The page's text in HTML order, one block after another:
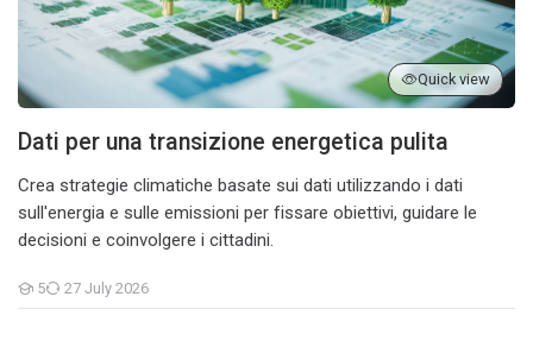
Quick view
Dati per una transizione energetica pulita
Crea strategie climatiche basate sui dati utilizzando i dati
sull'energia e sulle emissioni per fissare obiettivi, guidare le
decisioni e coinvolgere i cittadini.
5
Students
27 July 2026